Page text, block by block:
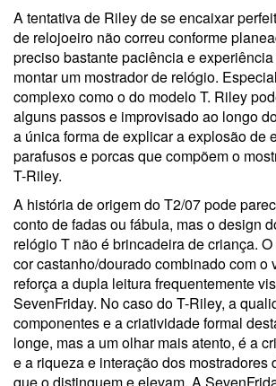
A tentativa de Riley de se encaixar
de relojoeiro não correu conforme
preciso bastante paciência e
montar um mostrador de relógio.
complexo como o do modelo T. Riley
alguns passos e improvisado ao longo
a única forma de explicar a explosão de
parafusos e porcas que compõem o
T-Riley.
A história de origem do T2/07 pode
conto de fadas ou fábula, mas o design
relógio T não é brincadeira de criança.
cor castanho/dourado combinado com o
reforça a dupla leitura frequentemente
SevenFriday. No caso do T-Riley, a
componentes e a criatividade formal
longe, mas a um olhar mais atento, é a
e a riqueza e interação dos mostradores
que o distinguem e elevam. A